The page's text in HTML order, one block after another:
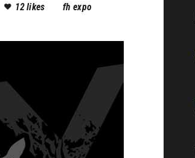
12likes
fh expo